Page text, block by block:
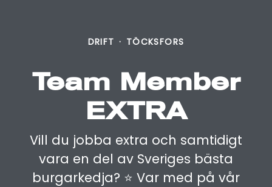
DRIFT · TÖCKSFORS
Team Member
EXTRA
Vill du jobba extra och samtidigt
vara en del av Sveriges bästa
burgarkedja? ⭐️ Var med på vår